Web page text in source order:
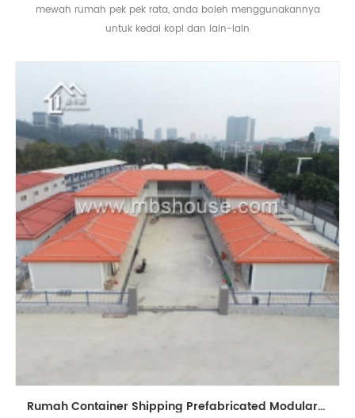
mewah rumah pek pek rata, anda boleh menggunakannya
untuk kedai kopi dan lain-lain
Rumah Container Shipping Prefabricated Modular Living Furnished Houses